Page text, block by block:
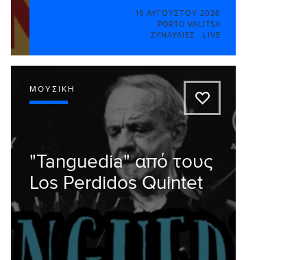
15 ΑΥΓΟΎΣΤΟΥ 2026
PORTO VALITSA
ΣΥΝΑΥΛΊΕΣ - LIVE
ΜΟΥΣΙΚΉ
A
"Tanguedia" από τους
Los Perdidos Quintet